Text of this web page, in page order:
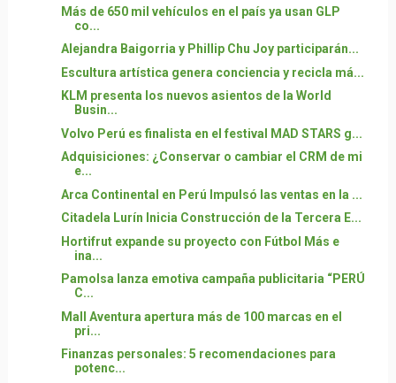
Más de 650 mil vehículos en el país ya usan GLP
co...
Alejandra Baigorria y Phillip Chu Joy participarán...
Escultura artística genera conciencia y recicla má...
KLM presenta los nuevos asientos de la World
Busin...
Volvo Perú es finalista en el festival MAD STARS g...
Adquisiciones: ¿Conservar o cambiar el CRM de mi
e...
Arca Continental en Perú Impulsó las ventas en la ...
Citadela Lurín Inicia Construcción de la Tercera E...
Hortifrut expande su proyecto con Fútbol Más e
ina...
Pamolsa lanza emotiva campaña publicitaria “PERÚ
C...
Mall Aventura apertura más de 100 marcas en el
pri...
Finanzas personales: 5 recomendaciones para
potenc...